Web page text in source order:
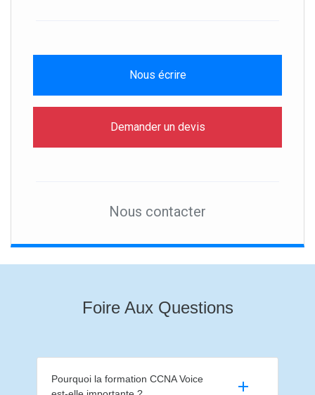
Nous écrire
Demander un devis
Nous contacter
Foire Aux Questions
Pourquoi la formation CCNA Voice